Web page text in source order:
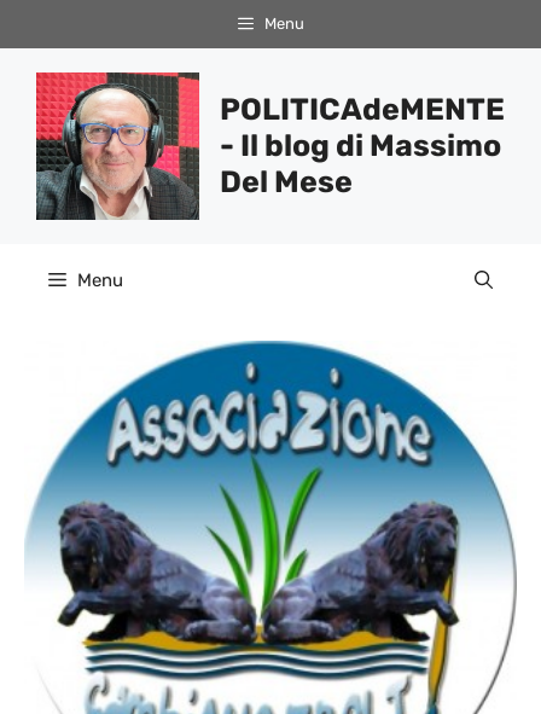
al
contenuto
Menu
POLITICAdeMENTE
- Il blog di Massimo
Del Mese
Menu